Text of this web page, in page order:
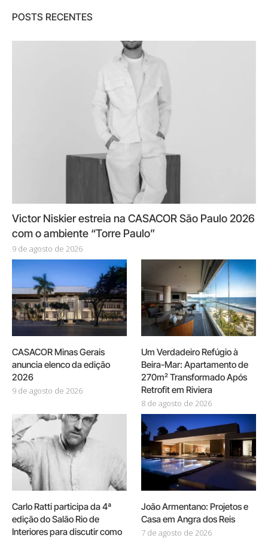
POSTS RECENTES
Victor Niskier estreia na CASACOR São Paulo 2026
com o ambiente “Torre Paulo”
9 de agosto de 2026
CASACOR Minas Gerais
anuncia elenco da edição
2026
9 de agosto de 2026
Um Verdadeiro Refúgio à
Beira-Mar: Apartamento de
270m² Transformado Após
Retrofit em Riviera
8 de agosto de 2026
Carlo Ratti participa da 4ª
edição do Salão Rio de
Interiores para discutir como
João Armentano: Projetos e
Casa em Angra dos Reis
7 de agosto de 2026